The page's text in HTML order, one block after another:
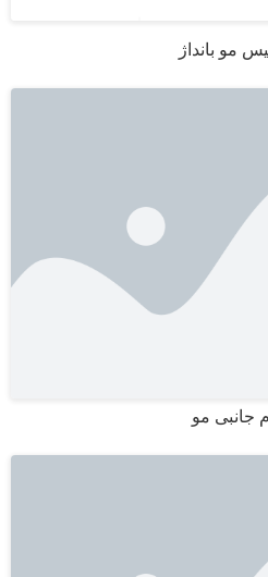
مو بانداژ
جانبی مو